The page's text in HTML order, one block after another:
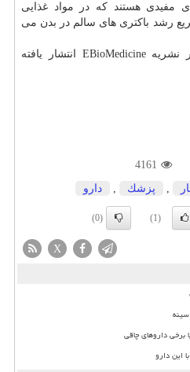
مفیدی هستند كه در مواد غذایی
رشد باكتری های سالم در بدن می
گزارش كامل این تحقیقات در نشریه EBioMedicine انتشار یافته
4161
پزشك دارو
(1)
(0)
X
داروهای چاقی
این دارو